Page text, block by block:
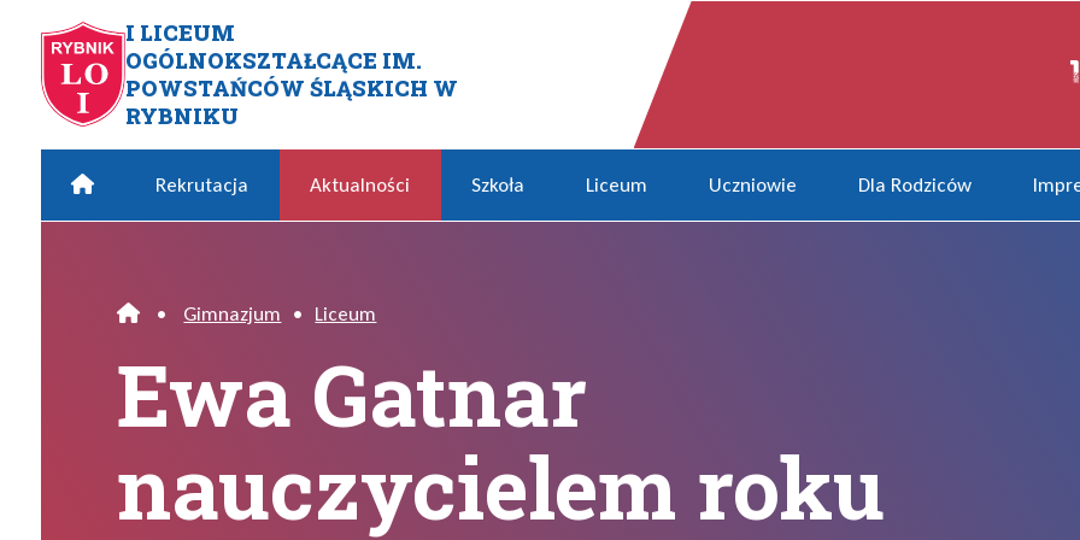
Przejdź do menu głównego
Przejdź do menu dodatkowego
Przejdź do treści
Mapa serwisu
I LICEUM
OGÓLNOKSZTAŁCĄCE IM.
POWSTAŃCÓW ŚLĄSKICH W
RYBNIKU
Ewa Gatnar nauczycielem roku 2015?
Home Rekrutacja Aktualności Szkoła Liceum Uczniowie Dla Rodziców
Home
• Gimnazjum • Liceum
Ewa Gatnar
nauczycielem roku